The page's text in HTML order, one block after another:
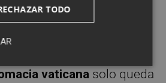
paso, porla depuradora
pero se va haciendo duro
que allí donde
vaticana solo queda
TODO